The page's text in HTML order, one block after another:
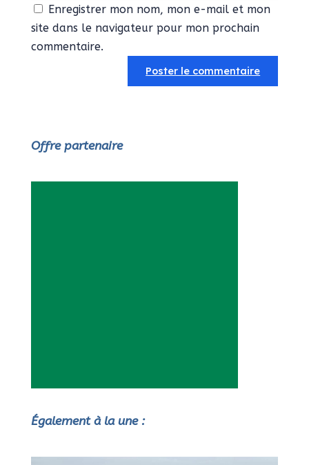
Enregistrer mon nom, mon e-mail et mon
site dans le navigateur pour mon prochain
commentaire.
Offre partenaire
Également à la une :